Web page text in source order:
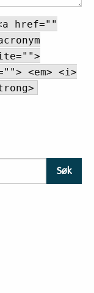
href=""
<em> <i>